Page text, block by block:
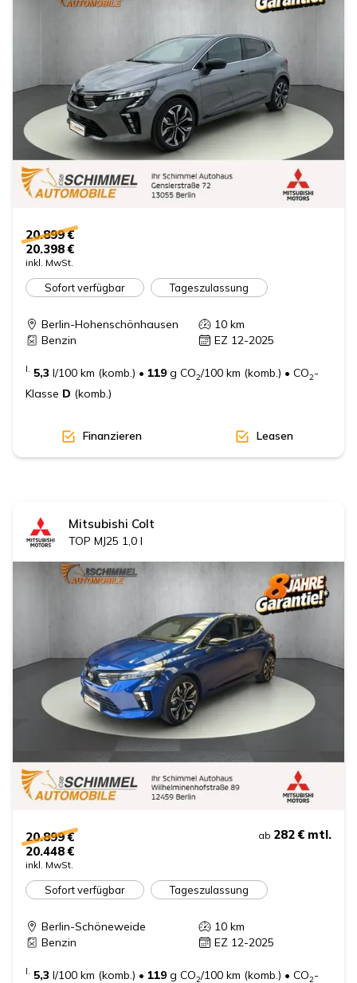
20.899 €
20.398 €
inkl. MwSt.
Sofort verfügbar Tageszulassung
Berlin-Hohenschönhausen 10 km
Benzin
EZ 12-2025
I. 5,3 l/100 km (komb.) • 119 g CO2/100 km (komb.) • CO2-
Klasse D (komb.)
Finanzieren Leasen
Mitsubishi Colt
TOP MJ25 1,0 l
20.899 €
20.448 €
inkl. MwSt.
ab 282 € mtl.
Sofort verfügbar Tageszulassung
Berlin-Schöneweide 10 km
Benzin
EZ 12-2025
I. 5,3 l/100 km (komb.) • 119 g CO2/100 km (komb.) • CO2-